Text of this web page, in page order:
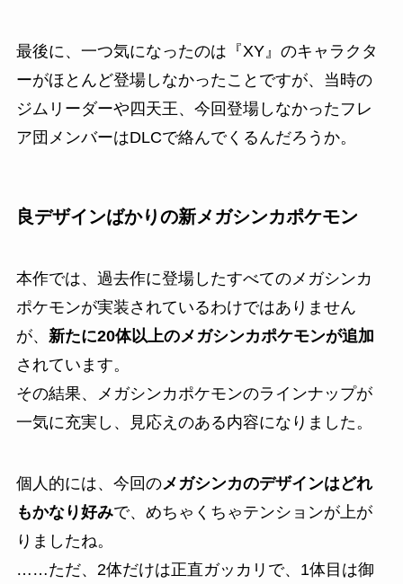
最後に、一つ気になったのは『XY』のキャラクタ
ーがほとんど登場しなかったことですが、当時の
ジムリーダーや四天王、今回登場しなかったフレ
ア団メンバーはDLCで絡んでくるんだろうか。
良デザインばかりの新メガシンカポケモン
本作では、過去作に登場したすべてのメガシンカ
ポケモンが実装されているわけではありません
が、 新たに20体以上のメガシンカポケモンが追加
されています。
その結果、メガシンカポケモンのラインナップが
一気に充実し、見応えのある内容になりました。
個人的には、今回のメガシンカのデザインはどれ
もかなり好みで、めちゃくちゃテンションが上が
りましたね。
……ただ、2体だけは正直ガッカリで、1体目は御